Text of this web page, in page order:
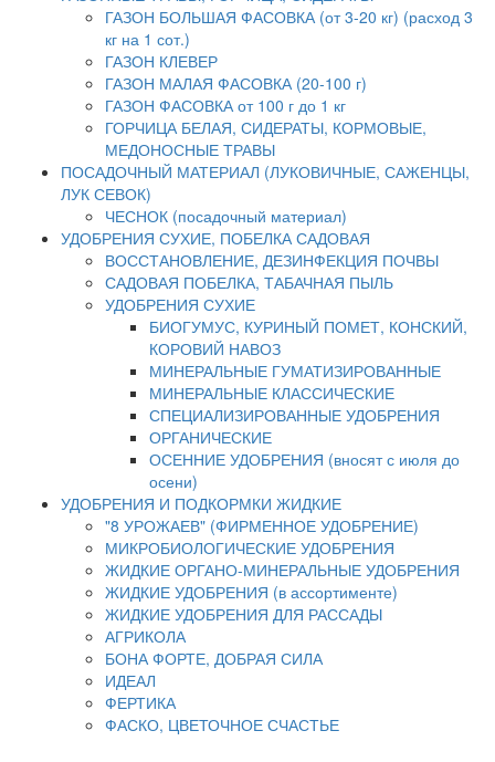
ГАЗОН БОЛЬШАЯ ФАСОВКА (от 3-20 кг) (расход 3
кг на 1 сот.)
ГАЗОН КЛЕВЕР
ГАЗОН МАЛАЯ ФАСОВКА (20-100 г)
ГАЗОН ФАСОВКА от 100 г до 1 кг
ГОРЧИЦА БЕЛАЯ, СИДЕРАТЫ, КОРМОВЫЕ,
МЕДОНОСНЫЕ ТРАВЫ
ПОСАДОЧНЫЙ МАТЕРИАЛ (ЛУКОВИЧНЫЕ, САЖЕНЦЫ,
ЛУК СЕВОК)
ЧЕСНОК (посадочный материал)
УДОБРЕНИЯ СУХИЕ, ПОБЕЛКА САДОВАЯ
ВОССТАНОВЛЕНИЕ, ДЕЗИНФЕКЦИЯ ПОЧВЫ
САДОВАЯ ПОБЕЛКА, ТАБАЧНАЯ ПЫЛЬ
УДОБРЕНИЯ СУХИЕ
БИОГУМУС, КУРИНЫЙ ПОМЕТ, КОНСКИЙ,
КОРОВИЙ НАВОЗ
МИНЕРАЛЬНЫЕ ГУМАТИЗИРОВАННЫЕ
МИНЕРАЛЬНЫЕ КЛАССИЧЕСКИЕ
СПЕЦИАЛИЗИРОВАННЫЕ УДОБРЕНИЯ
ОРГАНИЧЕСКИЕ
ОСЕННИЕ УДОБРЕНИЯ (вносят с июля до
осени)
УДОБРЕНИЯ И ПОДКОРМКИ ЖИДКИЕ
"8 УРОЖАЕВ" (ФИРМЕННОЕ УДОБРЕНИЕ)
МИКРОБИОЛОГИЧЕСКИЕ УДОБРЕНИЯ
ЖИДКИЕ ОРГАНО-МИНЕРАЛЬНЫЕ УДОБРЕНИЯ
ЖИДКИЕ УДОБРЕНИЯ (в ассортименте)
ЖИДКИЕ УДОБРЕНИЯ ДЛЯ РАССАДЫ
АГРИКОЛА
БОНА ФОРТЕ, ДОБРАЯ СИЛА
ИДЕАЛ
ФЕРТИКА
ФАСКО, ЦВЕТОЧНОЕ СЧАСТЬЕ